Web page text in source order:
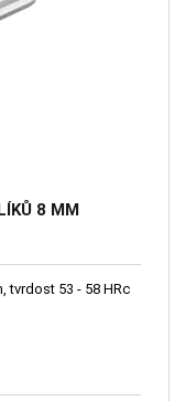
8 MM
tvrdost 53 - 58 HRc